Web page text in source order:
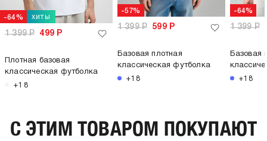
-64% хиты
1 399Р 499 Р
Плотная базовая
классическая футболка
+18
-57%
1 399Р 599Р
Базовая плотная
классическая футболка
+18
-64%
1 399Р
Базовая
+18
C ЭТИМ ТОВАРОМ ПОКУПАЮТ